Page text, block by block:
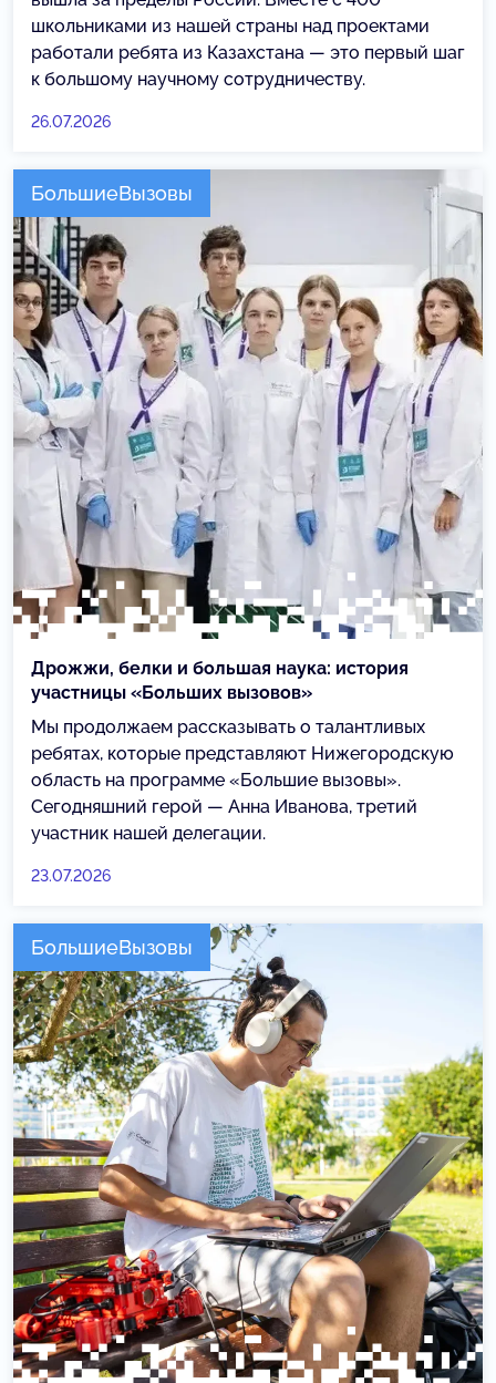
школьниками из нашей страны над проектами
работали ребята из Казахстана — это первый шаг
к большому научному сотрудничеству.
26.07.2026
БольшиеВызовы
Дрожжи, белки и большая наука: история
участницы «Больших вызовов»
Мы продолжаем рассказывать о талантливых
ребятах, которые представляют Нижегородскую
область на программе «Большие вызовы».
Сегодняшний герой — Анна Иванова, третий
участник нашей делегации.
23.07.2026
БольшиеВызовы